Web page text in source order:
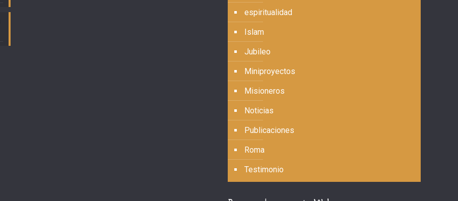
espiritualidad
Islam
Jubileo
Miniproyectos
Misioneros
Noticias
Publicaciones
Roma
Testimonio